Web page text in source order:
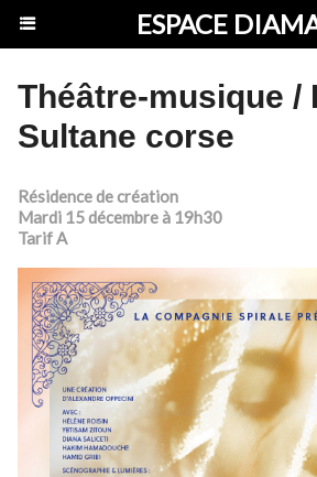
ESPACE
Théâtre-musique /
Sultane corse
Résidence de création
Mardi 15 décembre à 19h30
Tarif A